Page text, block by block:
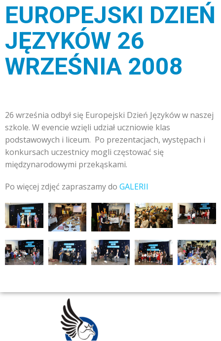
EUROPEJSKI DZIEŃ
JĘZYKÓW 26
WRZEŚNIA 2008
26 września odbył się Europejski Dzień Języków w naszej
szkole. W evencie wzięli udział uczniowie klas
podstawowych i liceum. Po prezentacjach, występach i
konkursach uczestnicy mogli częstować się
międzynarodowymi przekąskami.
Po więcej zdjęć zapraszamy do GALERII